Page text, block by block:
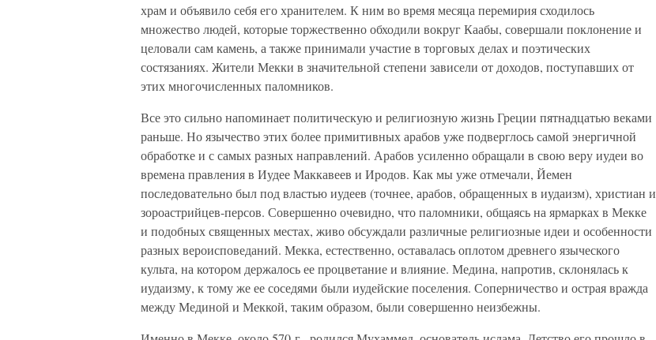
храм и объявило себя его хранителем. К ним во время месяца перемирия сходилось
множество людей, которые торжественно обходили вокруг Каабы, совершали поклонение и
целовали сам камень, а также принимали участие в торговых делах и поэтических
состязаниях. Жители Мекки в значительной степени зависели от доходов, поступавших от
этих многочисленных паломников.
Все это сильно напоминает политическую и религиозную жизнь Греции пятнадцатью веками
раньше. Но язычество этих более примитивных арабов уже подверглось самой энергичной
обработке и с самых разных направлений. Арабов усиленно обращали в свою веру иудеи во
времена правления в Иудее Маккавеев и Иродов. Как мы уже отмечали, Йемен
последовательно был под властью иудеев (точнее, арабов, обращенных в иудаизм), христиан и
зороастрийцев-персов. Совершенно очевидно, что паломники, общаясь на ярмарках в Мекке
и подобных священных местах, живо обсуждали различные религиозные идеи и особенности
разных вероисповеданий. Мекка, естественно, оставалась оплотом древнего языческого
культа, на котором держалось ее процветание и влияние. Медина, напротив, склонялась к
иудаизму, к тому же ее соседями были иудейские поселения. Соперничество и острая вражда
между Мединой и Меккой, таким образом, были совершенно неизбежны.